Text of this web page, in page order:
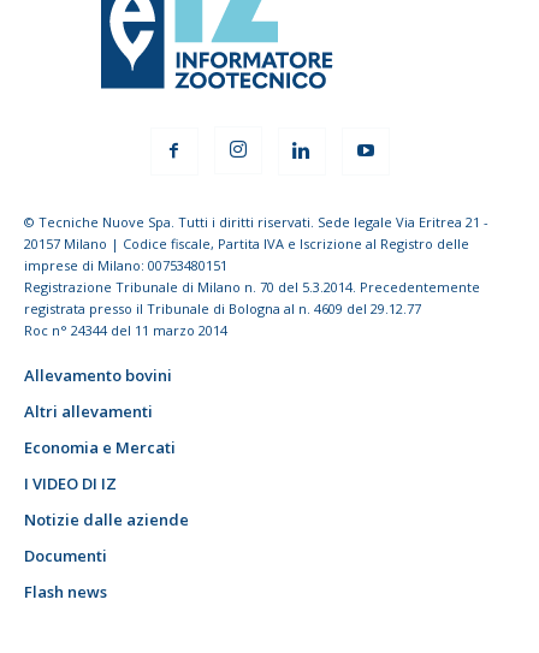
© Tecniche Nuove Spa. Tutti i diritti riservati. Sede legale Via Eritrea 21 -
20157 Milano | Codice fiscale, Partita IVA e Iscrizione al Registro delle
imprese di Milano: 00753480151
Registrazione Tribunale di Milano n. 70 del 5.3.2014. Precedentemente
registrata presso il Tribunale di Bologna al n. 4609 del 29.12.77
Roc n° 24344 del 11 marzo 2014
Allevamento bovini
Altri allevamenti
Economia e Mercati
I VIDEO DI IZ
Notizie dalle aziende
Documenti
Flash news